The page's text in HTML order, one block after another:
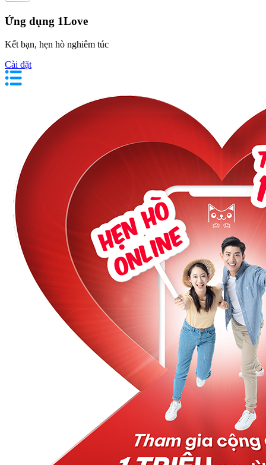
Ứng dụng 1Love
Kết bạn, hẹn hò nghiêm túc
Cài đặt